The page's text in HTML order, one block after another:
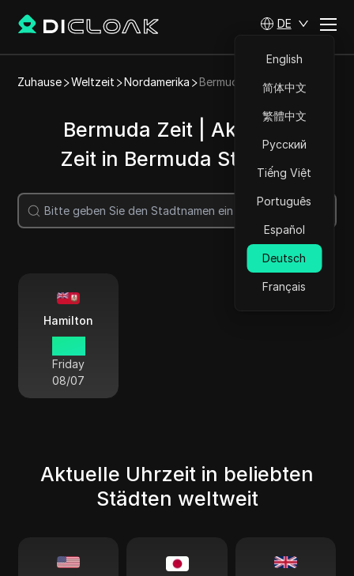
DE
English
简体中文
繁體中文
Русский
Tiếng Việt
Português
Español
Deutsch
Français
Zuhause Weltzeit Nordamerika Bermuda
Bermuda Zeit | Aktuelle
Zeit in Bermuda Städten
Suche
Hamilton
Friday
08/07
Aktuelle Uhrzeit in beliebten
Städten weltweit